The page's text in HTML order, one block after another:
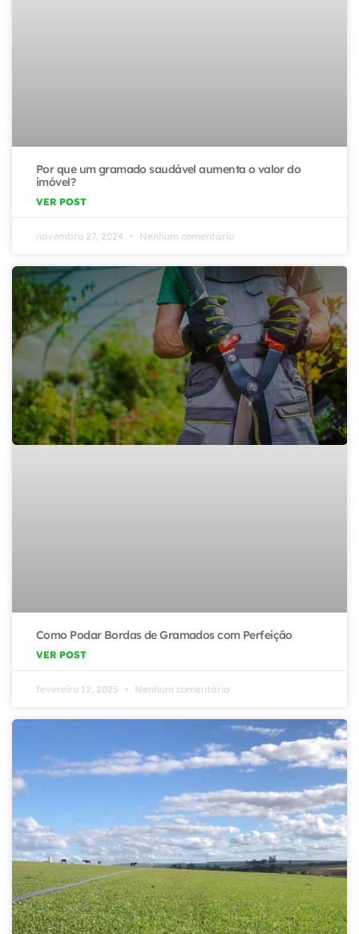
Por que um gramado saudável aumenta o valor do
imóvel?
VER POST
novembro 27, 2024 Nenhum comentário
Como Podar Bordas de Gramados com Perfeição
VER POST
fevereiro 12, 2025 Nenhum comentário